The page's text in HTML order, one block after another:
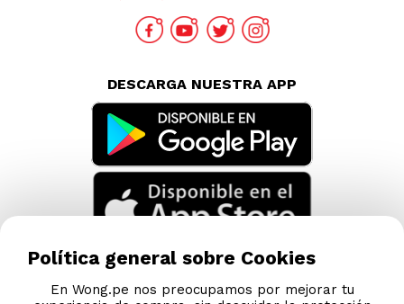
DESCARGA NUESTRA APP
Política general sobre Cookies
En Wong.pe nos preocupamos por mejorar tu